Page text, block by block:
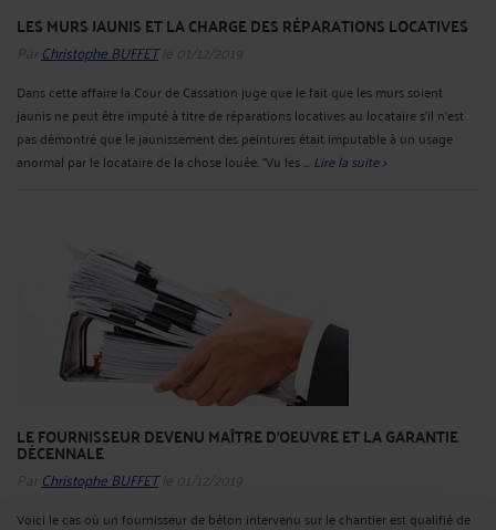
LES MURS JAUNIS ET LA CHARGE DES RÉPARATIONS LOCATIVES
Par Christophe BUFFETle 01/12/2019
Dans cette affaire la Cour de Cassation juge que le fait que les murs soient
jaunis ne peut être imputé à titre de réparations locatives au locataire s'il n'est
pas démontré que le jaunissement des peintures était imputable à un usage
anormal par le locataire de la chose louée. "Vu les ... Lire la suite >
LE FOURNISSEUR DEVENU MAÎTRE D'OEUVRE ET LA GARANTIE
DÉCENNALE
Par Christophe BUFFETle 01/12/2019
Voici le cas où un fournisseur de béton intervenu sur le chantier est qualifié de